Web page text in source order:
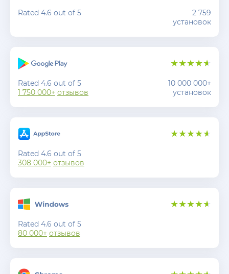
Rated 4.6 out of 5
2 759
установок
Rated 4.6 out of 5
1 750 000+ отзывов
10 000 000+
установок
Rated 4.6 out of 5
308 000+ отзывов
Rated 4.6 out of 5
80 000+ отзывов